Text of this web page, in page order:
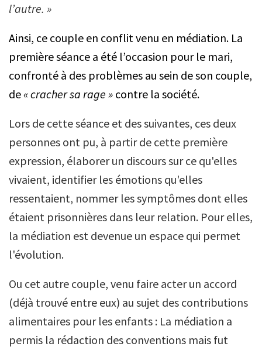
l’autre. »
Ainsi, ce couple en conflit venu en médiation. La
première séance a été l’occasion pour le mari,
confronté à des problèmes au sein de son couple,
de« cracher sa rage » contre la société.
Lors de cette séance et des suivantes, ces deux
personnes ont pu, à partir de cette première
expression, élaborer un discours sur ce qu'elles
vivaient, identifier les émotions qu'elles
ressentaient, nommer les symptômes dont elles
étaient prisonnières dans leur relation. Pour elles,
la médiation est devenue un espace qui permet
l'évolution.
Ou cet autre couple, venu faire acter un accord
(déjà trouvé entre eux) au sujet des contributions
alimentaires pour les enfants : La médiation a
permis la rédaction des conventions mais fut